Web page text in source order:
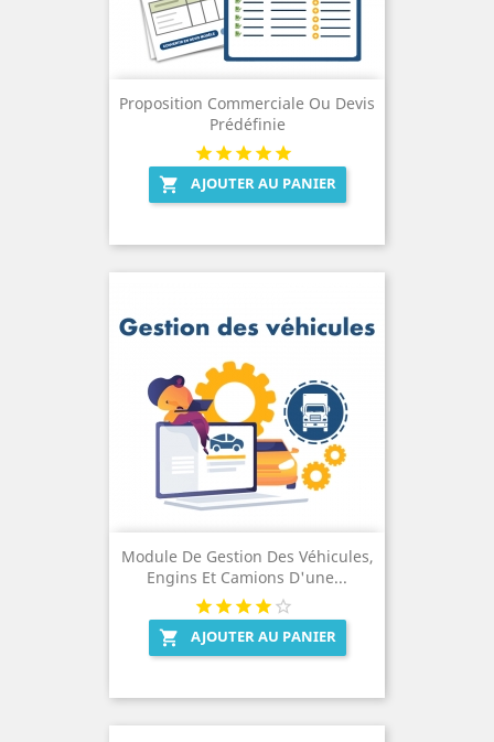
Proposition Commerciale Ou Devis
Prédéfinie
 AJOUTER AU PANIER
Module De Gestion Des Véhicules,
Engins Et Camions D'une...
 AJOUTER AU PANIER